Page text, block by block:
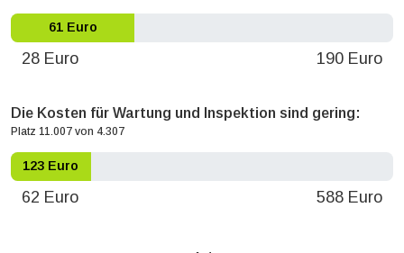
61 Euro
28 Euro 190 Euro
Die Kosten für Wartung und Inspektion sind gering:
Platz 11.007 von 4.307
123 Euro
62 Euro 588 Euro